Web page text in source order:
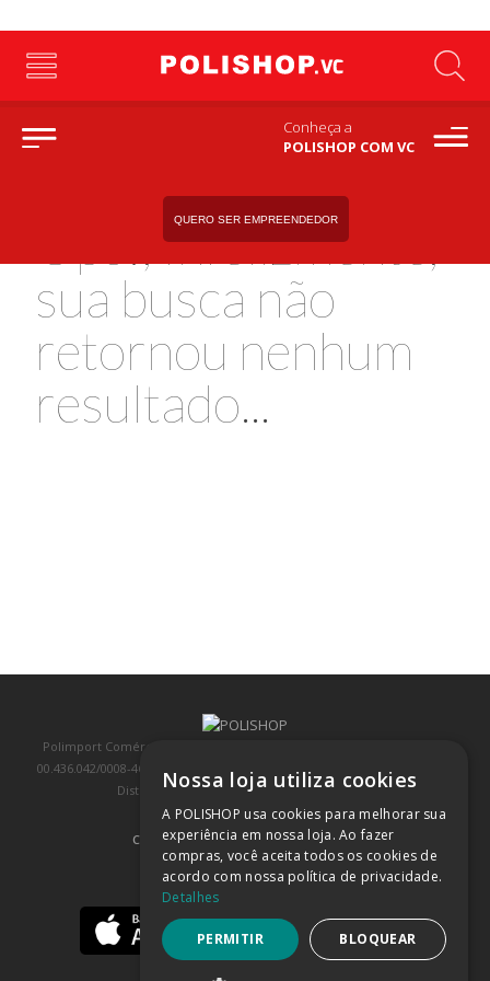
Conheça a
POLISHOP COM VC
QUERO SER EMPREENDEDOR
Ops!, Infelizmente,
sua busca não
retornou nenhum
resultado...
Polimport Comércio e Exportação LTDA, inscrita no CNPJ/MF sob o nº
00.436.042/0008-46, IE 407.458.707.103, com sede na Rua Kanebo, nº 175,
Distrito Industrial, Jundiaí/SP, CEP: 13213-090
COMPRA 100% SEGURA (SAIBA MAIS)
BAIXE NOSSO APP
Nossa loja utiliza cookies
A POLISHOP usa cookies para melhorar sua
experiência em nossa loja. Ao fazer
compras, você aceita todos os cookies de
acordo com nossa política de privacidade.
Detalhes
PERMITIR BLOQUEAR